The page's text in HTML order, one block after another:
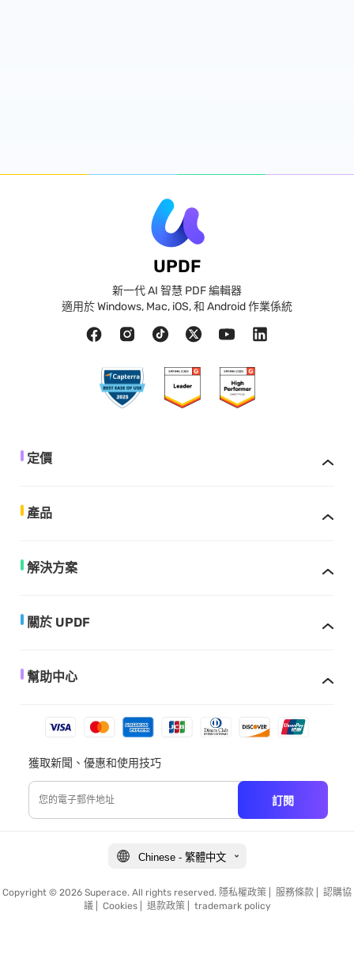
UPDF
新一代 AI 智慧 PDF 編輯器
適用於 Windows, Mac, iOS, 和 Android 作業係統
定價
產品
解決方案
關於 UPDF
幫助中心
獲取新聞、優惠和使用技巧
訂閱
Chinese - 繁體中文
Copyright © 2026 Superace. All rights reserved. 隱私權政策 服務條款
認購協
議| Cookies| 退款政策| trademark policy